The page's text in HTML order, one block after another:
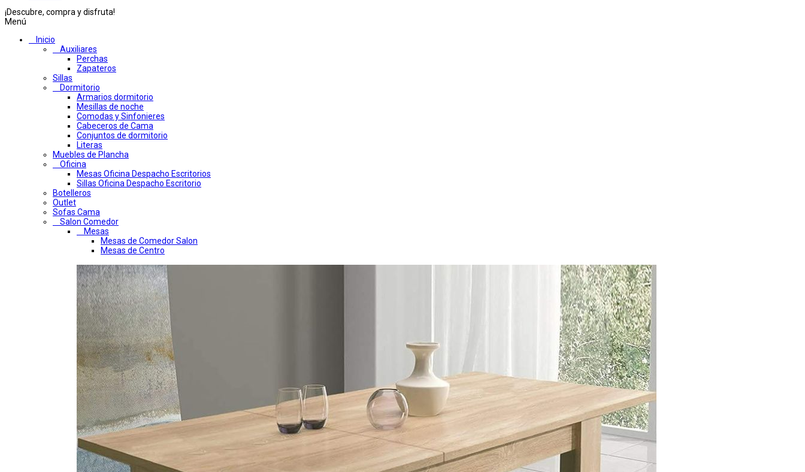
¡Descubre, compra y disfruta!
Menú
Inicio
Auxiliares
Perchas
Zapateros
Sillas
Dormitorio
Armarios dormitorio
Mesillas de noche
Comodas y Sinfonieres
Cabeceros de Cama
Conjuntos de dormitorio
Literas
Muebles de Plancha
Oficina
Mesas Oficina Despacho Escritorios
Sillas Oficina Despacho Escritorio
Botelleros
Outlet
Sofas Cama
Salon Comedor
Mesas
Mesas de Comedor Salon
Mesas de Centro